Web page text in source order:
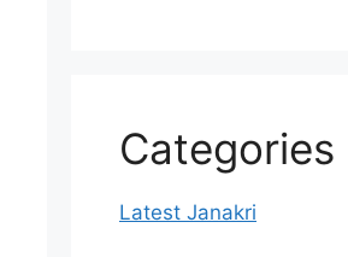
Categories
Latest Janakri